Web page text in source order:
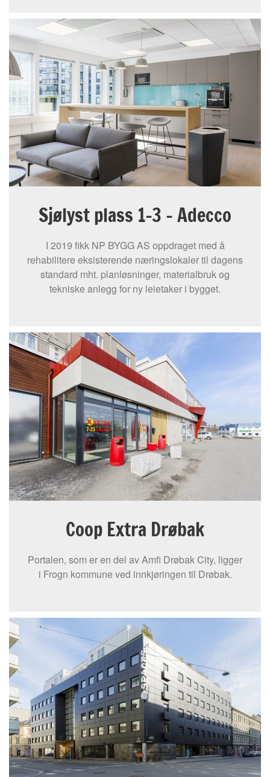
Sjølyst plass 1-3 – Adecco
I 2019 fikk NP BYGG AS oppdraget med å
rehabilitere eksisterende næringslokaler til dagens
standard mht. planløsninger, materialbruk og
tekniske anlegg for ny leietaker i bygget.
Coop Extra Drøbak
Portalen, som er en del av Amfi Drøbak City, ligger
i Frogn kommune ved innkjøringen til Drøbak.